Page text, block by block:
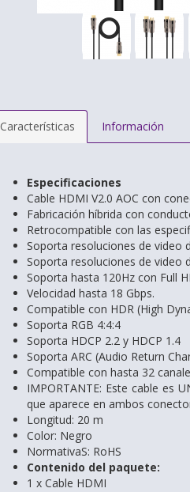
Características Información
Especificaciones
Cable HDMI V2.0 AOC con
Fabricación híbrida con
Retrocompatible con las
Soporta resoluciones de video
Soporta resoluciones de video
Soporta hasta 120Hz con Full
Velocidad hasta 18 Gbps.
Compatible con HDR (High
Soporta RGB 4:4:4
Soporta HDCP 2.2 y HDCP 1.4
Soporta ARC (Audio Return
Compatible con hasta 32
IMPORTANTE: Este cable es
que aparece en ambos
Longitud: 20 m
Color: Negro
NormativaS: RoHS
Contenido del paquete:
1 x Cable HDMI